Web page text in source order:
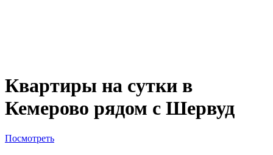
Квартиры на сутки в
Кемерово рядом с Шервуд
Посмотреть